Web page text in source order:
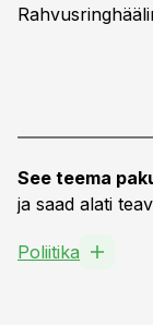
See teema
ja saad alati
Poliitika